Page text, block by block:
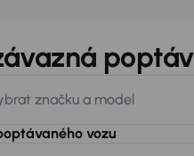
značku a model
vozu